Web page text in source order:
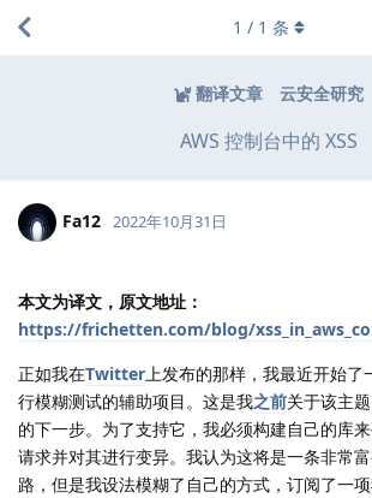
翻译文章 云安全研究
AWS 控制台中的 XSS
1 / 1 条
Fa12 2022年10月31日
本文为译文，原文地址：
https://frichetten.com/blog/
正如我在Twitter 上发布的那样，我最近开始了
行模糊测试的辅助项目。这是我之前关于该主
的下一步。为了支持它，我必须构建自己的库
请求并对其进行变异。我认为这将是一条非常
路，但是我设法模糊了自己的方式，订阅了一